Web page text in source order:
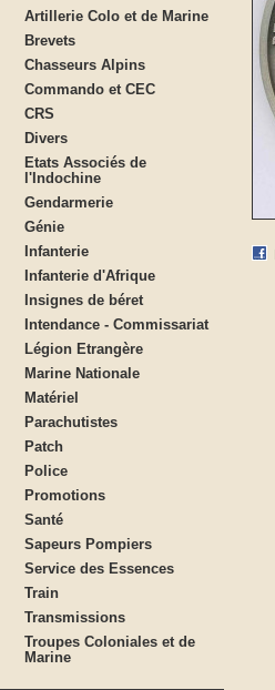
Artillerie Colo et de Marine
Brevets
Chasseurs Alpins
Commando et CEC
CRS
Divers
Etats Associés de
l'Indochine
Gendarmerie
Génie
Infanterie
Infanterie d'Afrique
Insignes de béret
Intendance - Commissariat
Légion Etrangère
Marine Nationale
Matériel
Parachutistes
Patch
Police
Promotions
Santé
Sapeurs Pompiers
Service des Essences
Train
Transmissions
Troupes Coloniales et de
Marine